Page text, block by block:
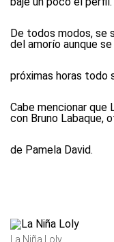
De todos modos, se
del amorío aunque
próximas horas todo
Cabe mencionar
con Bruno Labaque,
de Pamela David.
La Niña Loly